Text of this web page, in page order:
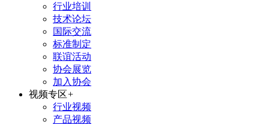
行业培训
技术论坛
国际交流
标准制定
联谊活动
协会展览
加入协会
视频专区+
行业视频
产品视频